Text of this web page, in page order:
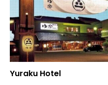
Yuraku Hotel